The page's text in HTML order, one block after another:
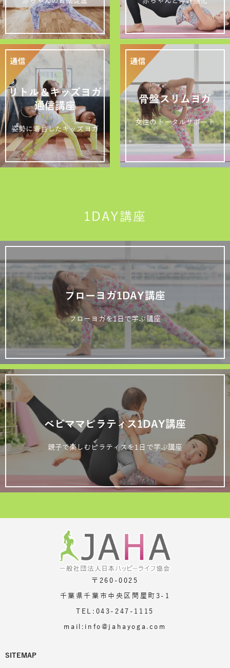
リトル＆キッズヨガ
通信講座
姿勢に着目したキッズヨガ
骨盤スリムヨガ
女性のトータルサポート
1DAY講座
フローヨガ1DAY講座
フローヨガを1日で学ぶ講座
ベビママピラティス1DAY講座
親子で楽しむピラティスを1日で学ぶ講座
〒260-0025
千葉県千葉市中央区問屋町3-1
TEL:043-247-1115
mail:info@jahayoga.com
SITEMAP